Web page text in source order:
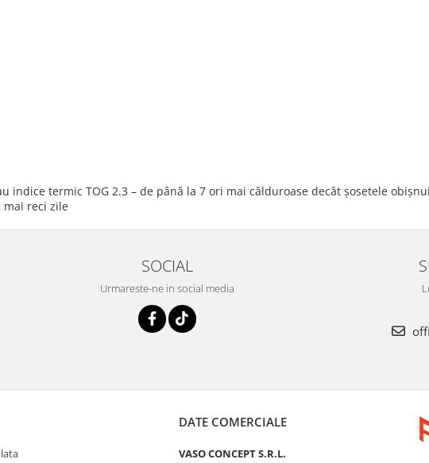
indice termic TOG 2.3 – de până la 7 ori mai călduroase decât șosetele
reci zile
SOCIAL
Urmareste-ne in social media
DATE COMERCIALE
VASO CONCEPT S.R.L.